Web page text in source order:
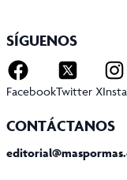
SÍGUENOS
FacebookTwitter X
CONTÁCTANOS